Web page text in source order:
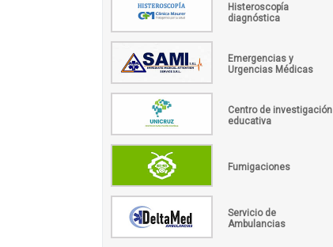
Histeroscopía
diagnóstica
Emergencias y
Urgencias Médicas
Centro de investigación
educativa
Fumigaciones
Servicio de
Ambulancias